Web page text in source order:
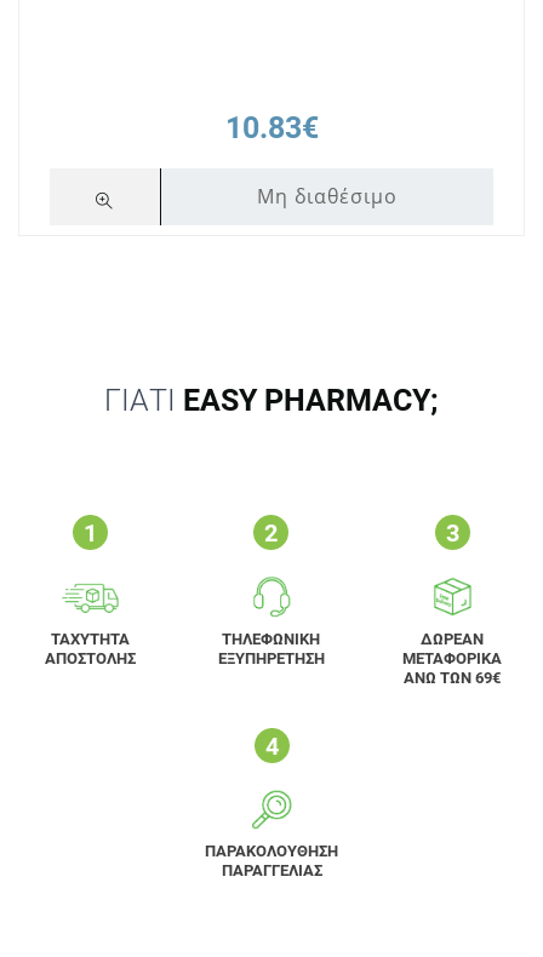
10.83€
Μη διαθέσιμο
ΓΙΑΤΙ EASY PHARMACY;
ΤΑΧΥΤΗΤΑ
ΑΠΟΣΤΟΛΗΣ
ΤΗΛΕΦΩΝΙΚΗ
ΕΞΥΠΗΡΕΤΗΣΗ
ΔΩΡΕΑΝ
ΜΕΤΑΦΟΡΙΚΑ
ΑΝΩ ΤΩΝ 69€
ΠΑΡΑΚΟΛΟΥΘΗΣΗ
ΠΑΡΑΓΓΕΛΙΑΣ